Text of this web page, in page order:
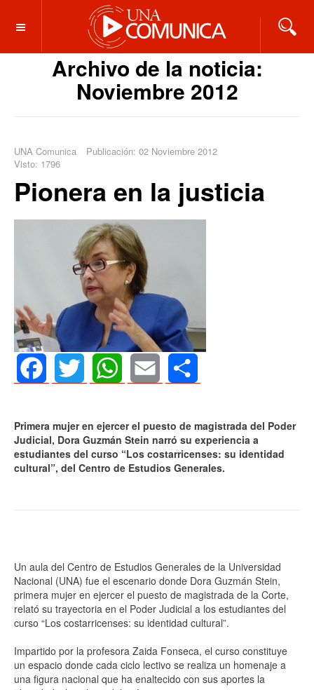
OFF CANVAS
Archivo de la noticia:
Noviembre 2012
UNA Comunica
Publicación: 02 Noviembre 2012
Visto: 1796
Pionera en la justicia
Primera mujer en ejercer el puesto de magistrada del Poder
Judicial, Dora Guzmán Stein narró su experiencia a
estudiantes del curso “Los costarricenses: su identidad
cultural”, del Centro de Estudios Generales.
Un aula del Centro de Estudios Generales de la Universidad
Nacional (UNA) fue el escenario donde Dora Guzmán Stein,
primera mujer en ejercer el puesto de magistrada de la Corte,
relató su trayectoria en el Poder Judicial a los estudiantes del
curso “Los costarricenses: su identidad cultural”.
Impartido por la profesora Zaida Fonseca, el curso constituye
un espacio donde cada ciclo lectivo se realiza un homenaje a
una figura nacional que ha enaltecido con sus aportes la